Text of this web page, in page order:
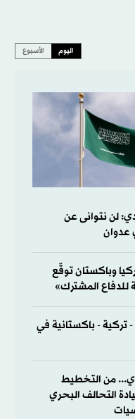
اليوم الأسبوع
لن نتوانى عن
عدوان
وباكستان توقّع
للدفاع المشترك»
تركية - باكستانية في
من التخطيط
التحالف البحري